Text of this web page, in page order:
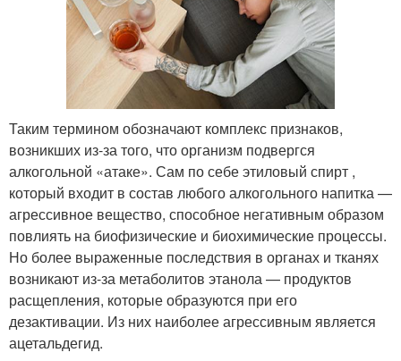
Таким термином обозначают комплекс признаков,
возникших из-за того, что организм подвергся
алкогольной «атаке». Сам по себе этиловый спирт ,
который входит в состав любого алкогольного напитка —
агрессивное вещество, способное негативным образом
повлиять на биофизические и биохимические процессы.
Но более выраженные последствия в органах и тканях
возникают из-за метаболитов этанола — продуктов
расщепления, которые образуются при его
дезактивации. Из них наиболее агрессивным является
ацетальдегид.